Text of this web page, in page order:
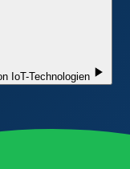
IoT-Technologien